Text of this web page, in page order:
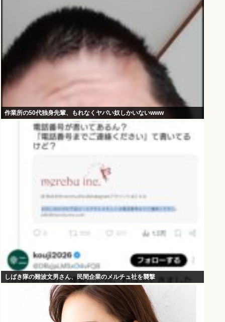
作業所の50代独身先輩、もれなくヤバい奴しかいないwww
しばき隊の難波文男さん、民間企業のメルチュ社を襲撃